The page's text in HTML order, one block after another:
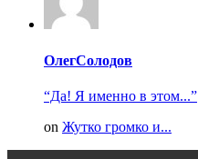
ОлегСолодов
“Да! Я именно в этом...”
on Жутко громко и...